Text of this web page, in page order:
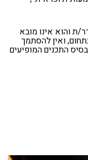
והוא אינו מובא
ואין להסתמך
התכנים המופיעים